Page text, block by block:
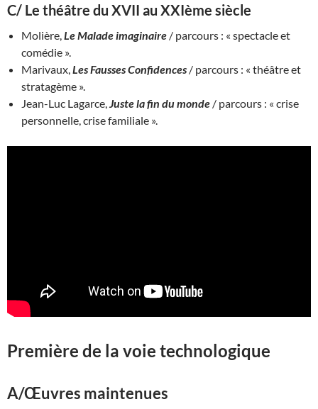
C/ Le théâtre du XVII au XXIème siècle
Molière, Le Malade imaginaire / parcours : « spectacle et
comédie ».
Marivaux, Les Fausses Confidences / parcours : « théâtre et
stratagème ».
Jean-Luc Lagarce, Juste la fin du monde / parcours : « crise
personnelle, crise familiale ».
Première de la voie technologique
A/Œuvres maintenues